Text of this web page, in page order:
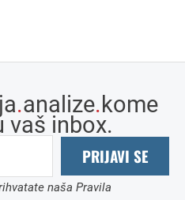
.analize.kome
vaš inbox.
PRIJAVI SE
naša Pravila